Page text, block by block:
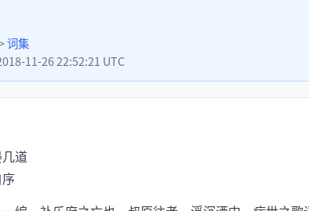
词集
11-26 22:52:21 UTC
道